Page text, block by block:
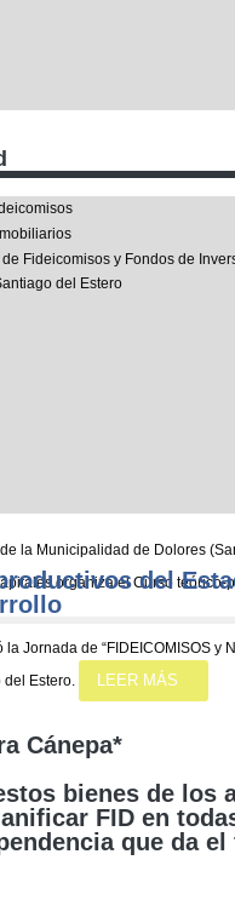
Fideicomisos y Fondos de
del Estero
la Municipalidad de Dolores
organiza el Curso
Jornada de “FIDEICOMISOS
del Estero.
LEER MÁS
del
Cánepa*
bienes de los
FID en
que da